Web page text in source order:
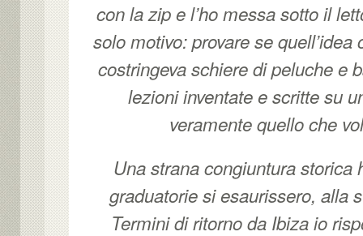
con la zip e l’ho messa sotto il
solo motivo: provare se
costringeva schiere di peluche e
lezioni inventate e scritte su
veramente quello che
Una strana congiuntura storica
graduatorie si esaurissero, alla
Termini di ritorno da Ibiza io